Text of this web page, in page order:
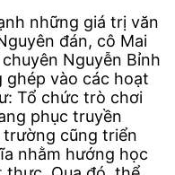
những giá trị văn
đán, cô Mai
Nguyễn Bỉnh
ghép vào các hoạt
Tổ chức trò chơi
phục truyền
cũng triển
nhằm hướng học